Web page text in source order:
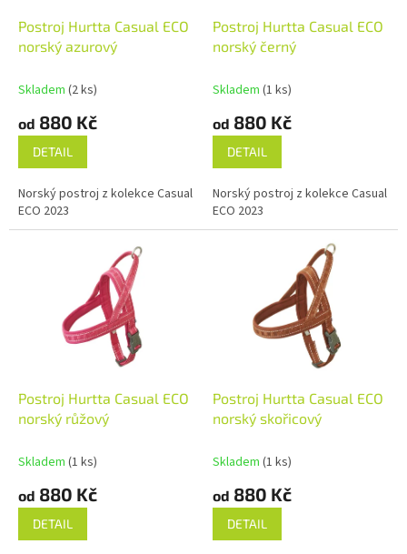
Postroj Hurtta Casual ECO
norský azurový
Skladem (2 ks)
od 880 Kč
DETAIL
Norský postroj z kolekce Casual
ECO 2023
Postroj Hurtta Casual ECO
norský černý
Skladem (1 ks)
od 880 Kč
DETAIL
Norský postroj z kolekce Casual
ECO 2023
Postroj Hurtta Casual ECO
norský růžový
Skladem (1 ks)
od 880 Kč
DETAIL
Postroj Hurtta Casual ECO
norský skořicový
Skladem (1 ks)
od 880 Kč
DETAIL